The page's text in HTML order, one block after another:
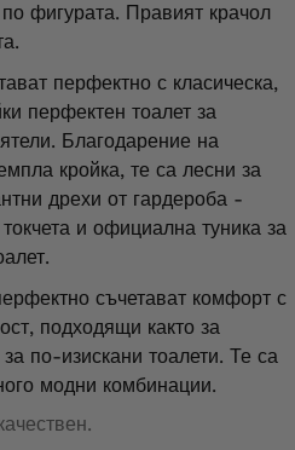
фигурата. Правият крачол
перфектно с класическа,
перфектен тоалет за
Благодарение на
кройка, те са лесни за
дрехи от гардероба -
и официална туника за
съчетават комфорт с
подходящи както за
по-изискани тоалети. Те са
модни комбинации.